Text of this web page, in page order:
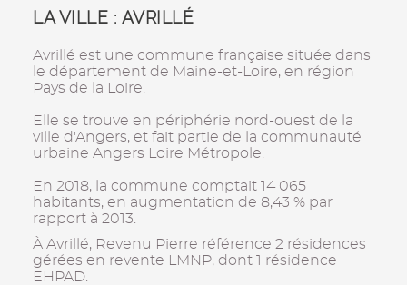
LA VILLE : AVRILLÉ
Avrillé est une commune française située dans
le département de Maine-et-Loire, en région
Pays de la Loire.
Elle se trouve en périphérie nord-ouest de la
ville d'Angers, et fait partie de la communauté
urbaine Angers Loire Métropole.
En 2018, la commune comptait 14 065
habitants, en augmentation de 8,43 % par
rapport à 2013.
À Avrillé, Revenu Pierre référence 2 résidences
gérées en revente LMNP, dont 1 résidence
EHPAD.